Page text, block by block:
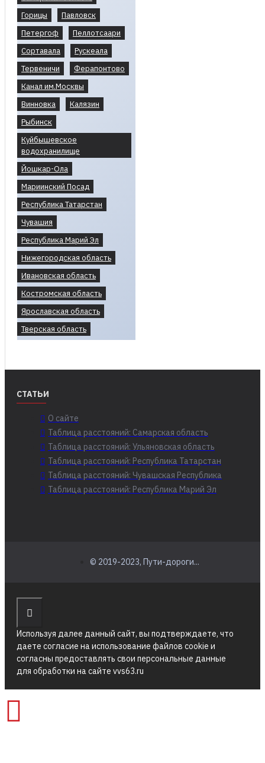
Горицы
Павловск
Петергоф
Пеллотсаари
Сортавала
Рускеала
Тервеничи
Ферапонтово
Канал им.Москвы
Винновка
Калязин
Рыбинск
Куйбышевское
водохранилище
Йошкар-Ола
Мариинский Посад
Республика Татарстан
Чувашия
Республика Марий Эл
Нижегородская область
Ивановская область
Костромская область
Ярославская область
Тверская область
СТАТЬИ
О сайте
Таблица расстояний: Самарская область
Таблица расстояний: Ульяновская область
Таблица расстояний: Республика Татарстан
Таблица расстояний: Чувашская Республика
Таблица расстояний: Республика Марий Эл
© 2019-2023, Пути-дороги...
Используя далее данный сайт, вы подтверждаете, что
даете согласие на использование файлов cookie и
согласны предоставлять свои персональные данные
для обработки на сайте vvs63.ru